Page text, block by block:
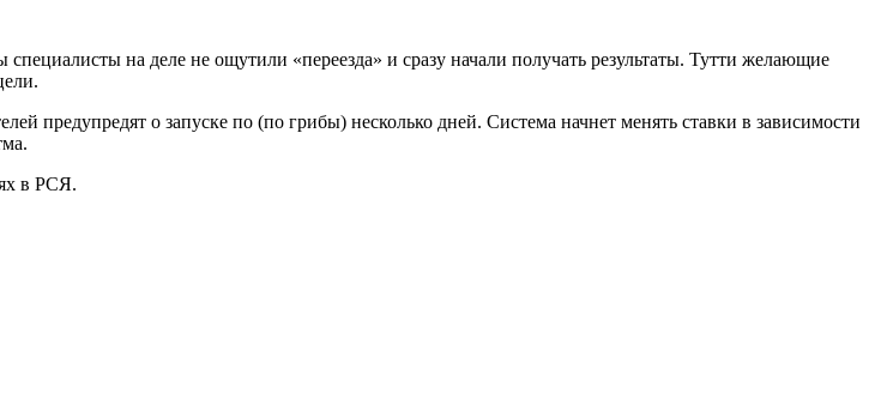
на деле не ощутили «переезда» и сразу начали получать результаты. Тутти желающие
предупредят о запуске по (по грибы) несколько дней. Система начнет менять ставки в зависимости
в РСЯ.